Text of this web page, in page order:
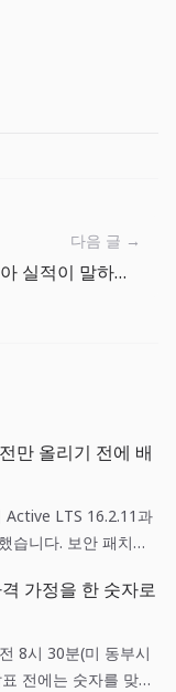
다음 글 →
엔비디아 실적이 말하는 AI 인프라 경제학: GPU 비용은 이제 가격 전략이다
만 올리기 전에 배
LTS 16.2.11과
습니다. 보안 패치는
가정을 한 숫자로
8시 30분(미 동부시
전에는 숫자를 맞히